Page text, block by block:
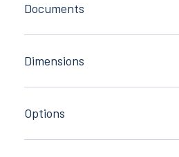
Documents
Dimensions
Options